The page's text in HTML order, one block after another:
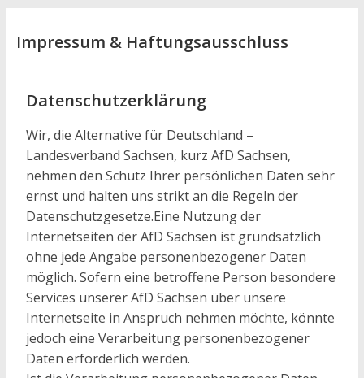
Impressum & Haftungsausschluss
Datenschutzerklärung
Wir, die Alternative für Deutschland –
Landesverband Sachsen, kurz AfD Sachsen,
nehmen den Schutz Ihrer persönlichen Daten sehr
ernst und halten uns strikt an die Regeln der
Datenschutzgesetze.Eine Nutzung der
Internetseiten der AfD Sachsen ist grundsätzlich
ohne jede Angabe personenbezogener Daten
möglich. Sofern eine betroffene Person besondere
Services unserer AfD Sachsen über unsere
Internetseite in Anspruch nehmen möchte, könnte
jedoch eine Verarbeitung personenbezogener
Daten erforderlich werden.